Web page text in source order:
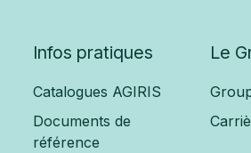
Infos pratiques
Catalogues AGIRIS
Documents de
référence
Le